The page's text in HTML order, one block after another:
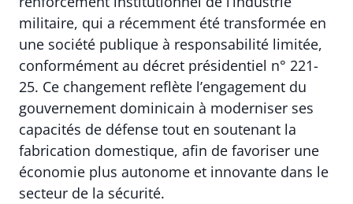
militaire, qui a récemment été transformée en
une société publique à responsabilité limitée,
conformément au décret présidentiel n° 221-
25. Ce changement reflète l’engagement du
gouvernement dominicain à moderniser ses
capacités de défense tout en soutenant la
fabrication domestique, afin de favoriser une
économie plus autonome et innovante dans le
secteur de la sécurité.